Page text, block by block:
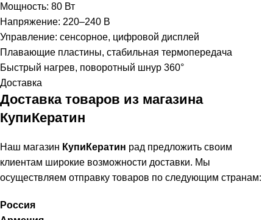
Мощность: 80 Вт
Напряжение: 220–240 В
Управление: сенсорное, цифровой дисплей
Плавающие пластины, стабильная термопередача
Быстрый нагрев, поворотный шнур 360°
Доставка
Доставка товаров из магазина
КупиКератин
Наш магазин КупиКератин рад предложить своим
клиентам широкие возможности доставки. Мы
осуществляем отправку товаров по следующим странам:
Россия